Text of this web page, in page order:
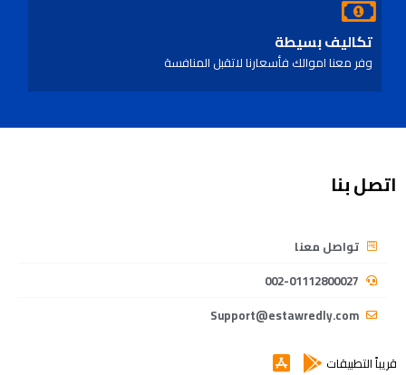
تكاليف بسيطة
وفر معنا اموالك فأسعارنا لاتقبل المنافسة
اتصل بنا
تواصل معنا
002-01112800027
Support@estawredly.com
قريباً التطبيقات